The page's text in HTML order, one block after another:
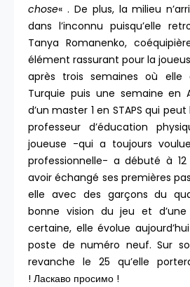
chose« . De plus, la milieu
dans l’inconnu puisqu’elle
Tanya Romanenko,
élément rassurant pour la
après trois semaines où
Turquie puis une semaine en
d’un master 1 en STAPS qui
professeur d’éducation
joueuse -qui a toujours
professionnelle- a débuté à
avoir échangé ses premières
elle avec des garçons du
bonne vision du jeu et
certaine, elle évolue
poste de numéro neuf. Sur
revanche le 25 qu’elle
! Ласкаво просимо !